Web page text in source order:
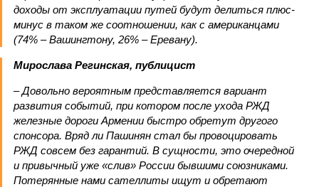
доходы от эксплуатации путей будут делиться плюс-
минус в таком же соотношении, как с американцами
(74% – Вашингтону, 26% – Еревану).
Мирослава Регинская, публицист
– Довольно вероятным представляется вариант
развития событий, при котором после ухода РЖД
железные дороги Армении быстро обретут другого
спонсора. Вряд ли Пашинян стал бы провоцировать
РЖД совсем без гарантий. В сущности, это очередной
и привычный уже «слив» России бывшими союзниками.
Потерянные нами сателлиты ищут и обретают